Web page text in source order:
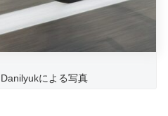
による写真